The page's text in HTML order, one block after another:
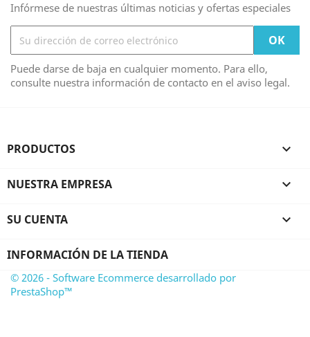
Infórmese de nuestras últimas noticias y ofertas especiales
Puede darse de baja en cualquier momento. Para ello,
consulte nuestra información de contacto en el aviso legal.
PRODUCTOS 
NUESTRA EMPRESA 
SU CUENTA 
INFORMACIÓN DE LA TIENDA
© 2026 - Software Ecommerce desarrollado por
PrestaShop™